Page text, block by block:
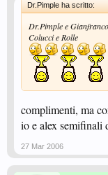
Dr.Pimple ha scritto:
Dr.Pimple e
Colucci e Rolle
complimenti, ma
io e alex semifinali
27 Mar 2006